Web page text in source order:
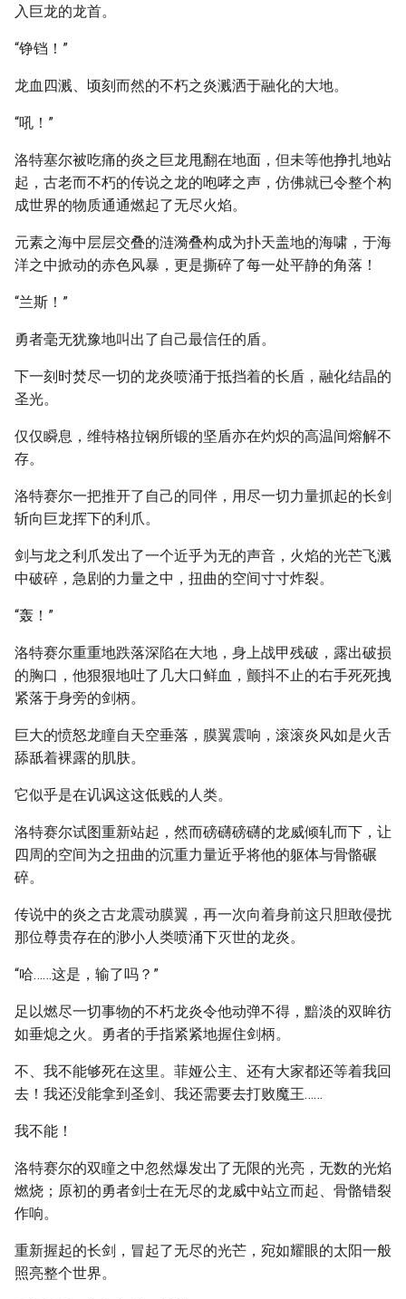
入巨龙的龙首。
“铮铛！”
龙血四溅、顷刻而然的不朽之炎溅洒于融化的大地。
“吼！”
洛特塞尔被吃痛的炎之巨龙甩翻在地面，但未等他挣扎地站
起，古老而不朽的传说之龙的咆哮之声，仿佛就已令整个构
成世界的物质通通燃起了无尽火焰。
元素之海中层层交叠的涟漪叠构成为扑天盖地的海啸，于海
洋之中掀动的赤色风暴，更是撕碎了每一处平静的角落！
“兰斯！”
勇者毫无犹豫地叫出了自己最信任的盾。
下一刻时焚尽一切的龙炎喷涌于抵挡着的长盾，融化结晶的
圣光。
仅仅瞬息，维特格拉钢所锻的坚盾亦在灼炽的高温间熔解不
存。
洛特赛尔一把推开了自己的同伴，用尽一切力量抓起的长剑
斩向巨龙挥下的利爪。
剑与龙之利爪发出了一个近乎为无的声音，火焰的光芒飞溅
中破碎，急剧的力量之中，扭曲的空间寸寸炸裂。
“轰！”
洛特赛尔重重地跌落深陷在大地，身上战甲残破，露出破损
的胸口，他狠狠地吐了几大口鲜血，颤抖不止的右手死死拽
紧落于身旁的剑柄。
巨大的愤怒龙瞳自天空垂落，膜翼震响，滚滚炎风如是火舌
舔舐着裸露的肌肤。
它似乎是在讥讽这这低贱的人类。
洛特赛尔试图重新站起，然而磅礴磅礴的龙威倾轧而下，让
四周的空间为之扭曲的沉重力量近乎将他的躯体与骨骼碾
碎。
传说中的炎之古龙震动膜翼，再一次向着身前这只胆敢侵扰
那位尊贵存在的渺小人类喷涌下灭世的龙炎。
“哈……这是，输了吗？”
足以燃尽一切事物的不朽龙炎令他动弹不得，黯淡的双眸彷
如垂熄之火。勇者的手指紧紧地握住剑柄。
不、我不能够死在这里。菲娅公主、还有大家都还等着我回
去！我还没能拿到圣剑、我还需要去打败魔王……
我不能！
洛特赛尔的双瞳之中忽然爆发出了无限的光亮，无数的光焰
燃烧；原初的勇者剑士在无尽的龙威中站立而起、骨骼错裂
作响。
重新握起的长剑，冒起了无尽的光芒，宛如耀眼的太阳一般
照亮整个世界。